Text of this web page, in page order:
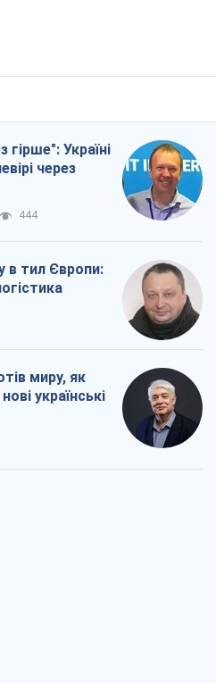
Україні
через
444
в тил Європи:
миру, як
українські